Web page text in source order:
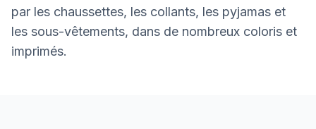
par les chaussettes, les collants, les pyjamas et
les sous-vêtements, dans de nombreux coloris et
imprimés.